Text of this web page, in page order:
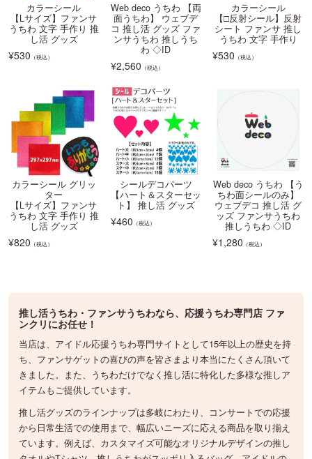
カラーシール
【Lサイズ】ファンサ
うちわ 文字 手作り 推
し活 グッズ
¥530 （税込）
Web deco うちわ 【両
面うちわ】 ウェブデ
コ 推し活 グッズ ファ
ンサうちわ 推しうち
わ ◇ID
¥2,560 （税込）
カラーシール
【□反射シール】反射
シート ファンサ 推し
うちわ 文字 手作り
¥530 （税込）
カラーシール グリッ
ター
【Lサイズ】ファンサ
うちわ 文字 手作り 推
し活 グッズ
¥820 （税込）
シールデコパーツ
【ハート＆スターセッ
ト】 推し活 グッズ
¥460 （税込）
Web deco うちわ 【う
ちわ面シールのみ】
ウェブデコ 推し活 グ
ッズ ファンサうちわ
推しうちわ ◇ID
¥1,280 （税込）
推し活うちわ・ファンサうちわなら、応援うちわ専門店 ファ
ンクリにお任せ！
当店は、アイドル応援うちわ専門サイトとして15年以上の歴史を持
ち、ファンサゲットの喜びの声を皆さまより本当にたくさん頂いて
きました。また、うちわだけでなく推し活に特化した多様な推しア
イテムもご提供しています。
推し活グッズのラインナップは多岐にわたり、コンサートでの応援
から日常生活での使用まで、幅広いニーズに応える商品を取り揃え
ています。例えば、カスタマイズ可能なオリジナルデザインの推し